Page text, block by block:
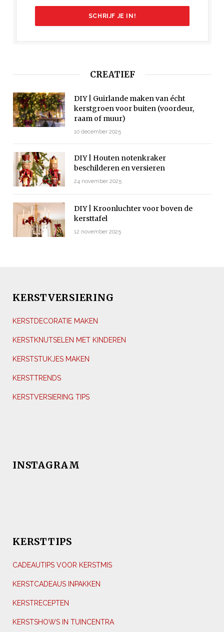
CREATIEF
DIY | Guirlande maken van écht
kerstgroen voor buiten (voordeur,
raam of muur)
10 december 2025
DIY | Houten notenkraker
beschilderen en versieren
24 november 2025
DIY | Kroonluchter voor boven de
kersttafel
12 november 2025
KERSTVERSIERING
KERSTDECORATIE MAKEN
KERSTKNUTSELEN MET KINDEREN
KERSTSTUKJES MAKEN
KERSTTRENDS
KERSTVERSIERING TIPS
INSTAGRAM
KERSTTIPS
CADEAUTIPS VOOR KERSTMIS
KERSTCADEAUS INPAKKEN
KERSTRECEPTEN
KERSTSHOWS IN TUINCENTRA